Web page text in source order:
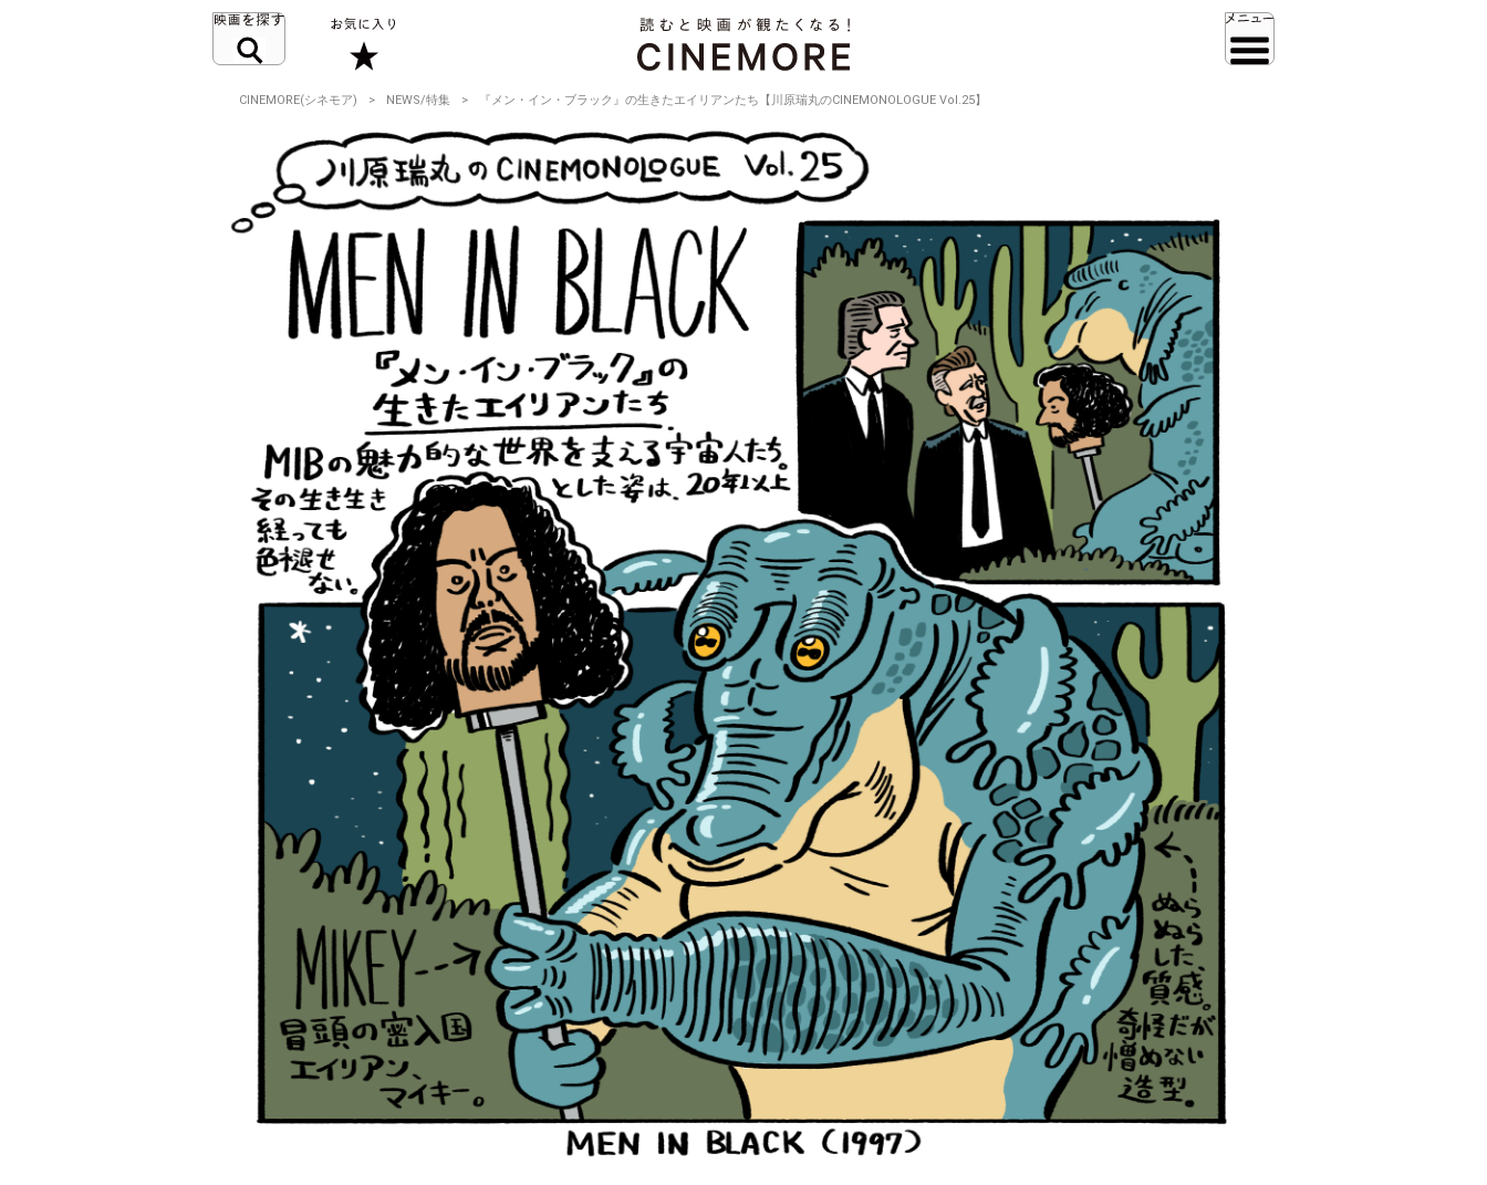
CINEMORE(シネモア) NEWS/特集 『メン・イン・ブラック』の生きたエイリアンたち【川原瑞丸のCINEMONOLOGUE Vol.25】